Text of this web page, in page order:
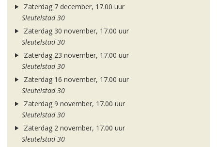
Zaterdag 7 december, 17.00 uur
Sleutelstad 30
Zaterdag 30 november, 17.00 uur
Sleutelstad 30
Zaterdag 23 november, 17.00 uur
Sleutelstad 30
Zaterdag 16 november, 17.00 uur
Sleutelstad 30
Zaterdag 9 november, 17.00 uur
Sleutelstad 30
Zaterdag 2 november, 17.00 uur
Sleutelstad 30